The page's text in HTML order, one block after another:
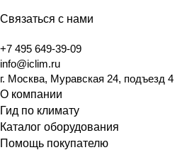
Связаться с нами
+7 495 649-39-09
info@iclim.ru
г. Москва, Муравская 24, подъезд 4
О компании
Гид по климату
Каталог оборудования
Помощь покупателю